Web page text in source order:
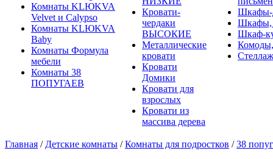
Комнаты KLЮKVA
Velvet и Calypso
Комнаты KLЮKVA
Baby
Комнаты Формула
мебели
Комнаты 38
ПОПУГАЕВ
Кровати-
чердаки
ВЫСОКИЕ
Металлические
кровати
Кровати
Домики
Кровати для
взрослых
Кровати из
массива дерева
Шкафы-
Шкафы,
Шкаф-
Главная / Детские комнаты /Комнаты для подростков /38